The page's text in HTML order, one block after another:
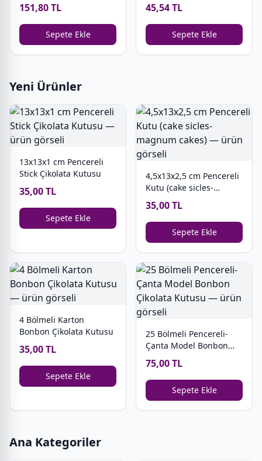
151,80 TL
Sepete Ekle
45,54 TL
Sepete Ekle
Yeni Ürünler
13x13x1 cm Pencereli
Stick Çikolata Kutusu
35,00 TL
Sepete Ekle
4,5x13x2,5 cm Pencereli
Kutu (cake sicles-
35,00 TL
Sepete Ekle
4 Bölmeli Karton
Bonbon Çikolata Kutusu
35,00 TL
Sepete Ekle
25 Bölmeli Pencereli-
Çanta Model Bonbon
75,00 TL
Sepete Ekle
Ana Kategoriler